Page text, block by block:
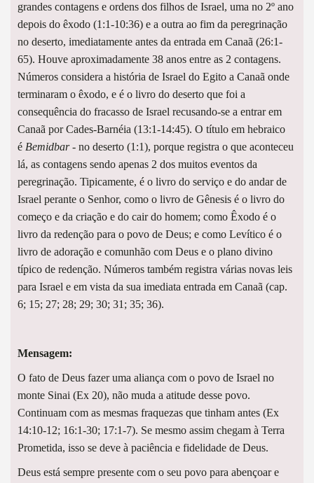
grandes contagens e ordens dos filhos de Israel, uma no 2º ano
depois do êxodo (1:1-10:36) e a outra ao fim da peregrinação
no deserto, imediatamente antes da entrada em Canaã (26:1-
65). Houve aproximadamente 38 anos entre as 2 contagens.
Números considera a história de Israel do Egito a Canaã onde
terminaram o êxodo, e é o livro do deserto que foi a
consequência do fracasso de Israel recusando-se a entrar em
Canaã por Cades-Barnéia (13:1-14:45). O título em hebraico
é Bemidbar- no deserto (1:1), porque registra o que aconteceu
lá, as contagens sendo apenas 2 dos muitos eventos da
peregrinação. Tipicamente, é o livro do serviço e do andar de
Israel perante o Senhor, como o livro de Gênesis é o livro do
começo e da criação e do cair do homem; como Êxodo é o
livro da redenção para o povo de Deus; e como Levítico é o
livro de adoração e comunhão com Deus e o plano divino
típico de redenção. Números também registra várias novas leis
para Israel e em vista da sua imediata entrada em Canaã (cap.
6; 15; 27; 28; 29; 30; 31; 35; 36).
Mensagem:
O fato de Deus fazer uma aliança com o povo de Israel no
monte Sinai (Ex 20), não muda a atitude desse povo.
Continuam com as mesmas fraquezas que tinham antes (Ex
14:10-12; 16:1-30; 17:1-7). Se mesmo assim chegam à Terra
Prometida, isso se deve à paciência e fidelidade de Deus.
Deus está sempre presente com o seu povo para abençoar e